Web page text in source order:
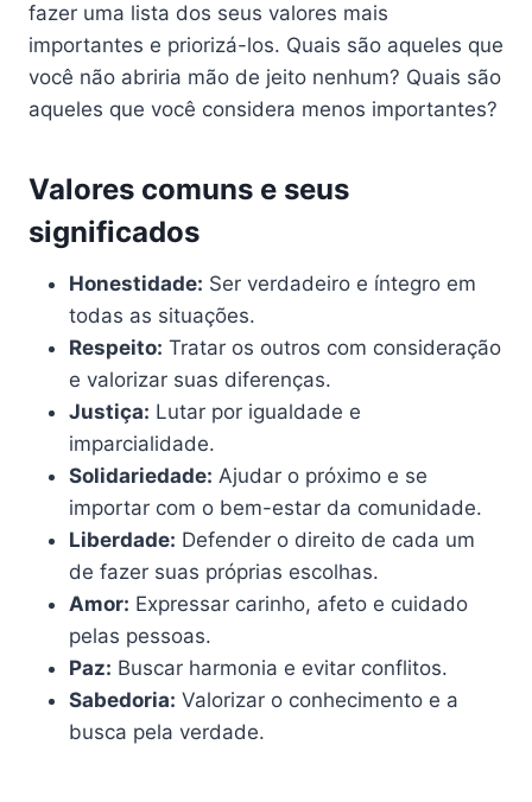
fazer uma lista dos seus valores mais
importantes e priorizá-los. Quais são aqueles que
você não abriria mão de jeito nenhum? Quais são
aqueles que você considera menos importantes?
Valores comuns e seus
significados
Honestidade: Ser verdadeiro e íntegro em
todas as situações.
Respeito: Tratar os outros com consideração
e valorizar suas diferenças.
Justiça: Lutar por igualdade e
imparcialidade.
Solidariedade: Ajudar o próximo e se
importar com o bem-estar da comunidade.
Liberdade: Defender o direito de cada um
de fazer suas próprias escolhas.
Amor: Expressar carinho, afeto e cuidado
pelas pessoas.
Paz: Buscar harmonia e evitar conflitos.
Sabedoria: Valorizar o conhecimento e a
busca pela verdade.